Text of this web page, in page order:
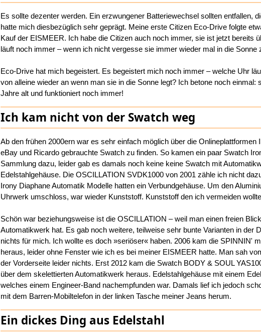
Es sollte dezenter werden. Ein erzwungener Batteriewechsel sollten entfallen,
hatte mich diesbezüglich sehr geprägt. Meine erste Citizen Eco-Drive folgte
Kauf der EISMEER. Ich habe die Citizen auch noch immer, sie ist jetzt bereits
läuft noch immer – wenn ich nicht vergesse sie immer wieder mal in die Sonne
Eco-Drive hat mich begeistert. Es begeistert mich noch immer – welche Uhr
von alleine wieder an wenn man sie in die Sonne legt? Ich betone noch einmal:
Jahre alt und funktioniert noch immer!
Ich kam nicht von der Swatch weg
Ab den frühen 2000ern war es sehr einfach möglich über die Onlineplattformen
eBay und Ricardo gebrauchte Swatch zu finden. So kamen ein paar Swatch
Sammlung dazu, leider gab es damals noch keine keine Swatch mit
Edelstahlgehäuse. Die OSCILLATION SVDK1000 von 2001 zähle ich nicht
Irony Diaphane Automatik Modelle hatten ein Verbundgehäuse. Um den
Uhrwerk umschloss, war wieder Kunststoff. Kunststoff den ich vermeiden
Schön war beziehungsweise ist die OSCILLATION – weil man einen freien
Automatikwerk hat. Es gab noch weitere, teilweise sehr bunte Varianten in der
nichts für mich. Ich wollte es doch »seriöser« haben. 2006 kam die SPINNIN'
heraus, leider ohne Fenster wie ich es bei meiner EISMEER hatte. Man sah
der Vorderseite leider nichts. Erst 2012 kam die Swatch BODY & SOUL
über dem skelettierten Automatikwerk heraus. Edelstahlgehäuse mit einem
welches einem Engineer-Band nachempfunden war. Damals lief ich jedoch
mit dem Barren-Mobiltelefon in der linken Tasche meiner Jeans herum.
Ein dickes Ding aus Edelstahl